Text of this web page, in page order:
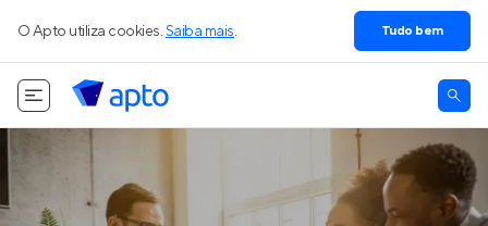
O Apto utiliza cookies. Saiba mais. Tudo bem